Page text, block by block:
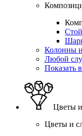
Колонны
Любой
Показать
Цветы и
Цветы и